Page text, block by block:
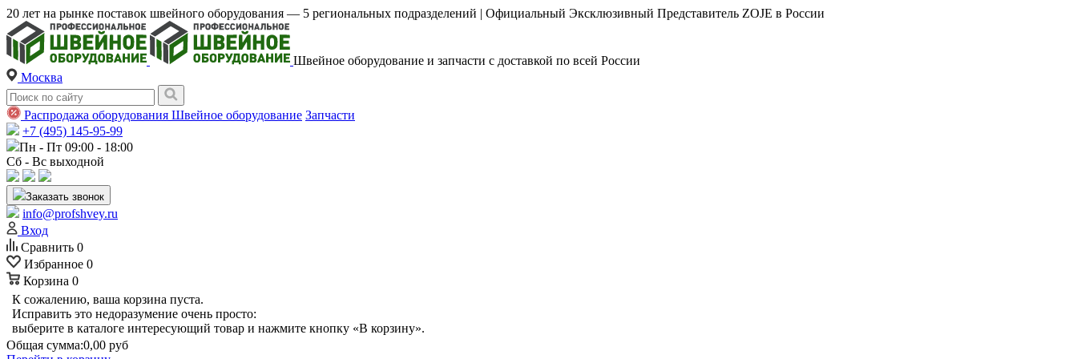
20 лет на рынке поставок швейного оборудования — 5 региональных подразделений | Официальный Эксклюзивный Представитель ZOJE в России
Швейное оборудование и запчасти с доставкой по всей России
Москва
Распродажа оборудования Швейное оборудование Запчасти
+7 (495) 145-95-99
Пн - Пт 09:00 - 18:00
Сб - Вс выходной
Заказать звонок
info@profshvey.ru
Вход
Сравнить 0
Избранное 0
Корзина 0
К сожалению, ваша корзина пуста.
Исправить это недоразумение очень просто:
выберите в каталоге интересующий товар и нажмите кнопку «В корзину».
Общая сумма:0,00 руб